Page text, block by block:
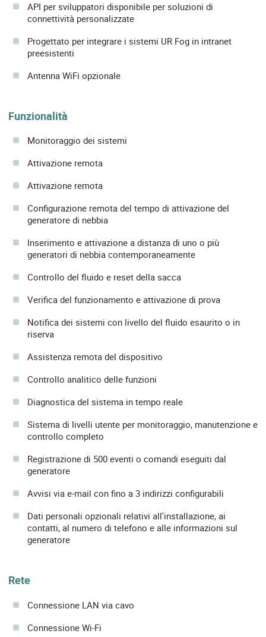
API per sviluppatori disponibile per soluzioni di
connettività personalizzate
Progettato per integrare i sistemi UR Fog in intranet
preesistenti
Antenna WiFi opzionale
Funzionalità
Monitoraggio dei sistemi
Attivazione remota
Attivazione remota
Configurazione remota del tempo di attivazione del
generatore di nebbia
Inserimento e attivazione a distanza di uno o più
generatori di nebbia contemporaneamente
Controllo del fluido e reset della sacca
Verifica del funzionamento e attivazione di prova
Notifica dei sistemi con livello del fluido esaurito o in
riserva
Assistenza remota del dispositivo
Controllo analitico delle funzioni
Diagnostica del sistema in tempo reale
Sistema di livelli utente per monitoraggio, manutenzione e
controllo completo
Registrazione di 500 eventi o comandi eseguiti dal
generatore
Avvisi via e-mail con fino a 3 indirizzi configurabili
Dati personali opzionali relativi all'installazione, ai
contatti, al numero di telefono e alle informazioni sul
generatore
Rete
Connessione LAN via cavo
Connessione Wi-Fi